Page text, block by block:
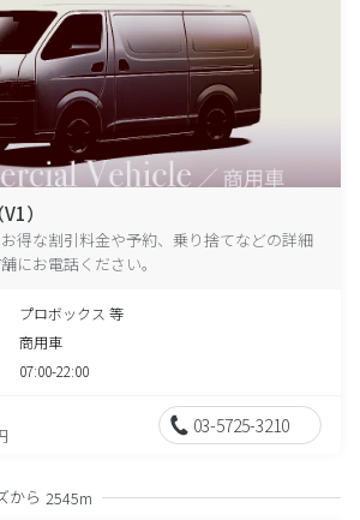
）
得な割引料金や予約、乗り捨てなどの詳細
にお電話ください。
プロボックス 等
商用車
07:00-22:00
03-5725-3210
から 2545m